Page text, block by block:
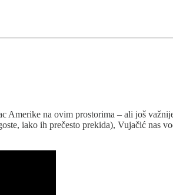
Amerike na ovim prostorima – ali još
iako ih prečesto prekida), Vujačić nas